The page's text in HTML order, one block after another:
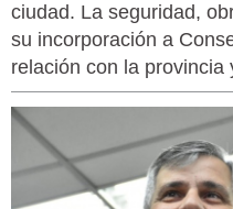
ciudad. La seguridad,
su incorporación a
relación con la